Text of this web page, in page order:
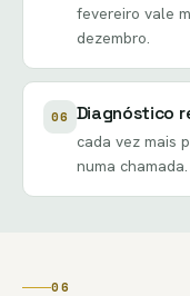
fevereiro vale
dezembro.
06 Diagnóstico
cada vez mais
numa chamada.
06